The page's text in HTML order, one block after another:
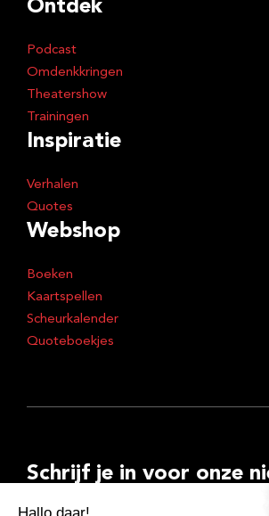
Ontdek
Podcast
Omdenkkringen
Theatershow
Trainingen
Inspiratie
Verhalen
Quotes
Webshop
Boeken
Kaartspellen
Scheurkalender
Quoteboekjes
Schrijf je in voor onze